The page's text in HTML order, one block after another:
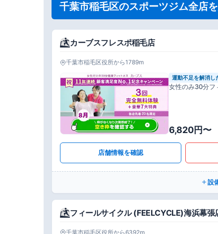
千葉市稲毛区のスポーツジム全店
カーブスフレスポ稲毛店
千葉市稲毛区役所から1789m
運動不足を解消し
女性のみ30分フ
6,820円〜
店舗情報を確認
設
フィールサイクル (FEELCYCLE)海浜幕張
千葉市稲毛区役所から6392m